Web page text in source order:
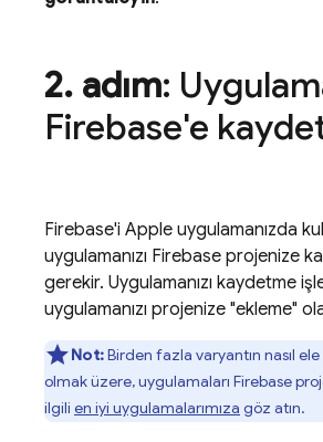
2. adım:
Firebase'e
Firebase'i Apple uygulamanızda
uygulamanızı Firebase projenize
gerekir. Uygulamanızı kaydetme
uygulamanızı projenize "ekleme"
Not:Birden fazla varyantın nasıl ele
olmak üzere, uygulamaları Firebase
ilgili en iyi uygulamalarımıza göz atın.